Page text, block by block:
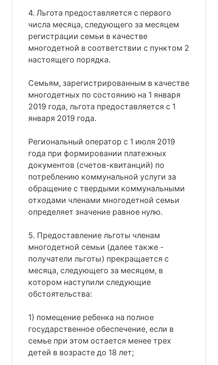
4. Льгота предоставляется с первого
числа месяца, следующего за месяцем
регистрации семьи в качестве
многодетной в соответствии с пунктом 2
настоящего порядка.
Семьям, зарегистрированным в качестве
многодетных по состоянию на 1 января
2019 года, льгота предоставляется с 1
января 2019 года.
Региональный оператор с 1 июля 2019
года при формировании платежных
документов (счетов-квитанций) по
потреблению коммунальной услуги за
обращение с твердыми коммунальными
отходами членами многодетной семьи
определяет значение равное нулю.
5. Предоставление льготы членам
многодетной семьи (далее также -
получатели льготы) прекращается с
месяца, следующего за месяцем, в
котором наступили следующие
обстоятельства:
1) помещение ребенка на полное
государственное обеспечение, если в
семье при этом остается менее трех
детей в возрасте до 18 лет;